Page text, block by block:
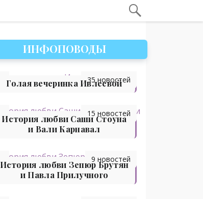
ИНФОПОВОДЫ
Голая вечеринка Ивлеевой
35 новостей
История любви Саши Стоуна
и Вали Карнавал
15 новостей
История любви Зепюр Брутян
и Павла Прилучного
9 новостей